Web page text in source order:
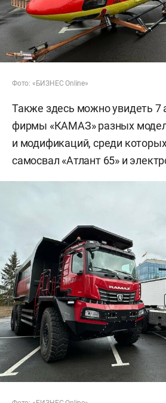
Фото: «БИЗНЕС Online»
Также здесь можно увидеть 7
фирмы «КАМАЗ» разных
и модификаций, среди
самосвал «Атлант 65» и